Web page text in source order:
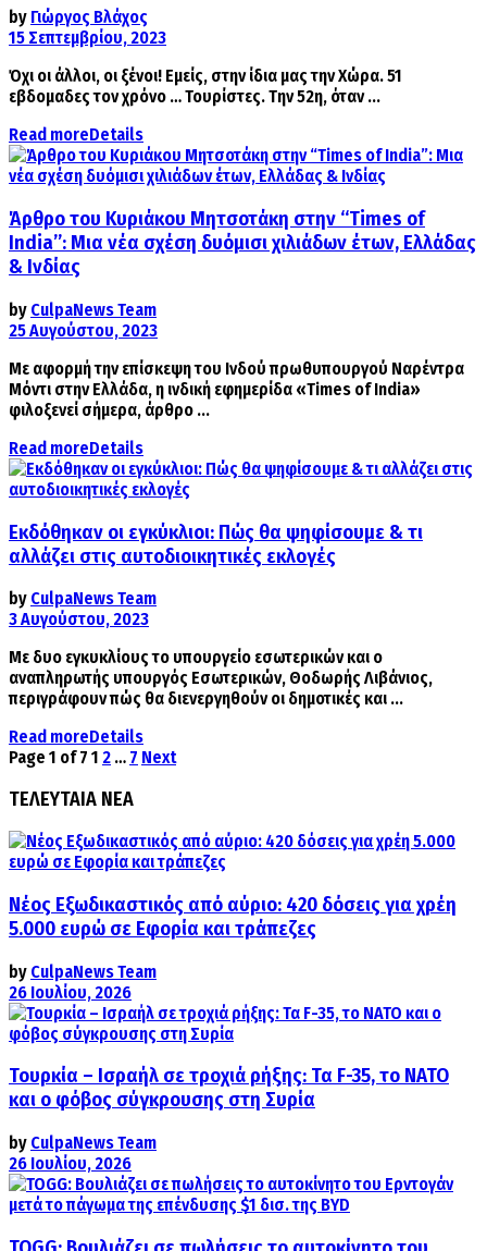
by Γιώργος Βλάχος
15 Σεπτεμβρίου, 2023
Όχι οι άλλοι, οι ξένοι! Εμείς, στην ίδια μας την Χώρα. 51
εβδομαδες τον χρόνο … Τουρίστες. Την 52η, όταν ...
Read moreDetails
Άρθρο του Κυριάκου Μητσοτάκη στην “Times of
India”: Μια νέα σχέση δυόμισι χιλιάδων έτων, Ελλάδας
& Ινδίας
by CulpaNews Team
25 Αυγούστου, 2023
Με αφορμή την επίσκεψη του Ινδού πρωθυπουργού Ναρέντρα
Μόντι στην Ελλάδα, η ινδική εφημερίδα «Times of India»
φιλοξενεί σήμερα, άρθρο ...
Read moreDetails
Εκδόθηκαν οι εγκύκλιοι: Πώς θα ψηφίσουμε & τι
αλλάζει στις αυτοδιοικητικές εκλογές
by CulpaNews Team
3 Αυγούστου, 2023
Με δυο εγκυκλίους το υπουργείο εσωτερικών και ο
αναπληρωτής υπουργός Εσωτερικών, Θοδωρής Λιβάνιος,
περιγράφουν πώς θα διενεργηθούν οι δημοτικές και ...
Read moreDetails
Page 1 of 7 1 2 … 7 Next
ΤΕΛΕΥΤΑΙΑ ΝΕΑ
Νέος Εξωδικαστικός από αύριο: 420 δόσεις για χρέη
5.000 ευρώ σε Εφορία και τράπεζες
by CulpaNews Team
26 Ιουλίου, 2026
Τουρκία – Ισραήλ σε τροχιά ρήξης: Τα F-35, το ΝΑΤΟ
και ο φόβος σύγκρουσης στη Συρία
by CulpaNews Team
26 Ιουλίου, 2026